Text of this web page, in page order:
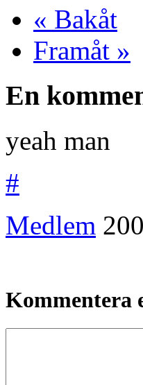
« Bakåt
Framåt »
En
yeah man
#
Medlem
Kommentera